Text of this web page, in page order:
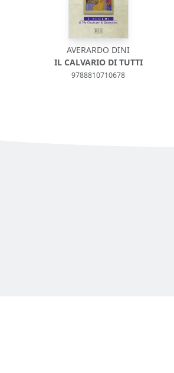
AVERARDO DINI
IL CALVARIO DI TUTTI
9788810710678